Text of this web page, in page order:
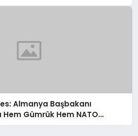
Almanya Başbakanı
Hem Gümrük Hem NATO